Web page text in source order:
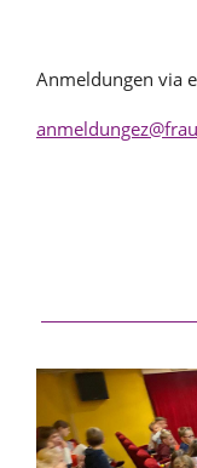
Anmeldungen via